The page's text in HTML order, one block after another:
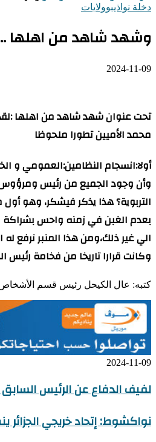
دخلة نواذيبوولايات
وشهد شاهد من اهلها …
2024-11-09
تحت عنوان شهد شاهد من اهلها :لقد
محمد الأميين تطورا ملحوظا
أولا:انسجام النظامين:العمومي و
وأن وجود الجميع من رئيس ومرؤوس
التربوية؟ هذا يذكر فيشكر، وهو
بعدم الغبن في زمنه واحس بشراكة
الي غير ذلك،ومن هذا المنبر نرفع
وكانت قرارا تاريخا من فخامة
كتبه: عال الكيحل رئيس قسم الأشخاص
2024-11-09
لفيف الدفاع عن الرئيس
نواكشوط: إتحاد خريجي الجزائر